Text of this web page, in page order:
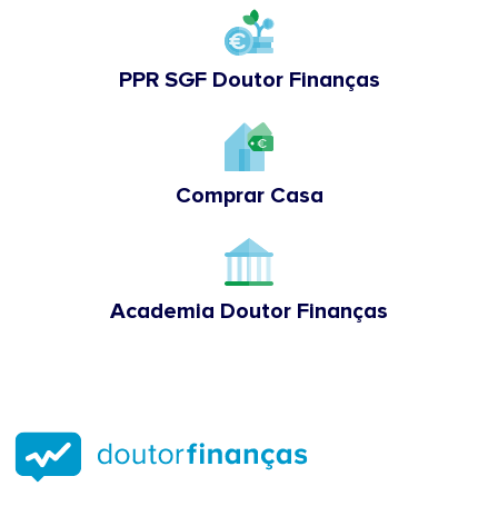
PPR SGF Doutor Finanças
Comprar Casa
Academia Doutor Finanças